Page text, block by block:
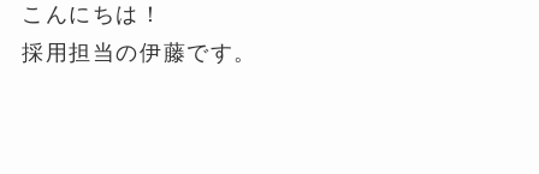
こんにちは！
採用担当の伊藤です。